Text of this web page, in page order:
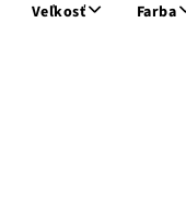
Veľkosť Farba